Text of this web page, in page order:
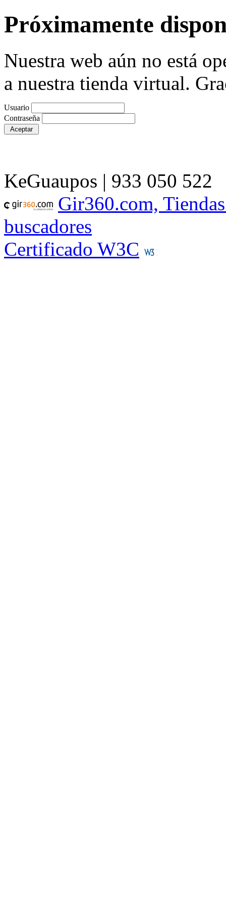
Próximamente
Nuestra web aún no está
a nuestra tienda virtual.
Usuario
Contraseña
KeGuaupos | 933 050 522
Gir360.com,
buscadores
Certificado W3C